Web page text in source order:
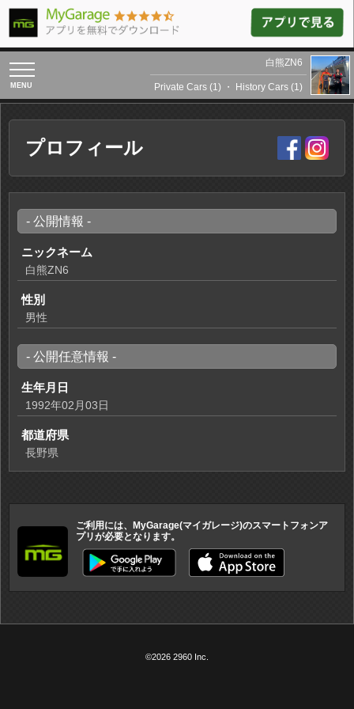
toggle
navigation
白熊ZN6
Private Cars (1) ・ History Cars (1)
プロフィール
- 公開情報 -
ニックネーム
白熊ZN6
性別
男性
- 公開任意情報 -
生年月日
1992年02月03日
都道府県
長野県
ご利用には、MyGarage(マイガレージ)のスマートフォンア
プリが必要となります。
©2026 2960 Inc.